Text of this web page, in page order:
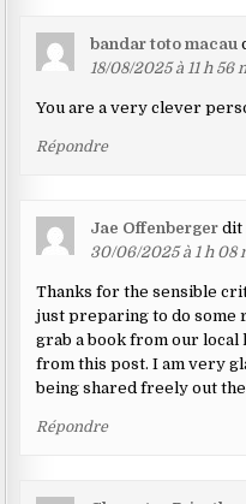
bandar toto macau
18/08/2025 à 11 h 56
You are a very clever
Répondre
Jae Offenberger dit
30/06/2025 à 1 h 08
Thanks for the sensible
just preparing to do some
grab a book from our
from this post. I am very
being shared freely out
Répondre